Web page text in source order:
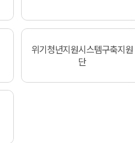
위기청년지원시스템구축지원
단